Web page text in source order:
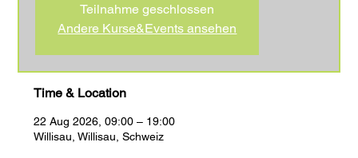
Teilnahme geschlossen
Andere Kurse&Events ansehen
Time & Location
22 Aug 2026, 09:00 – 19:00
Willisau, Willisau, Schweiz